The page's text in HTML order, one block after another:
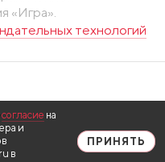
«Игра».
технологий
согласие на
и
в
ПРИНЯТЬ